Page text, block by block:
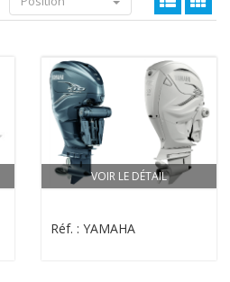
VOIR LE DÉTAIL
Réf. : YAMAHA